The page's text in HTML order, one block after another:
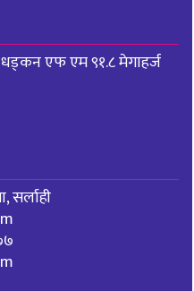
धड्कन एफ एम ९१.८ मेगाहर्ज